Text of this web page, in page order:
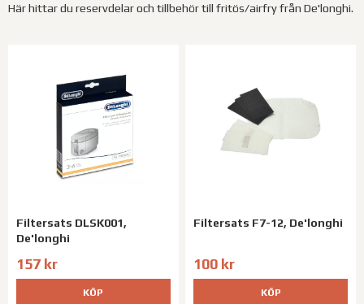
Här hittar du reservdelar och tillbehör till fritös/airfry från De'longhi.
Filtersats DLSK001,
De'longhi
157 kr
KÖP
Filtersats F7-12, De'longhi
100 kr
KÖP